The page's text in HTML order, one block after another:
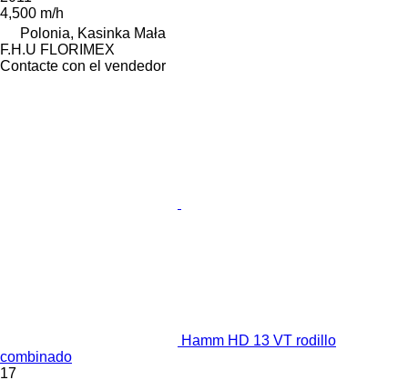
4,500 m/h
Polonia, Kasinka Mała
F.H.U FLORIMEX
Contacte con el vendedor
Hamm HD 13 VT rodillo
combinado
17